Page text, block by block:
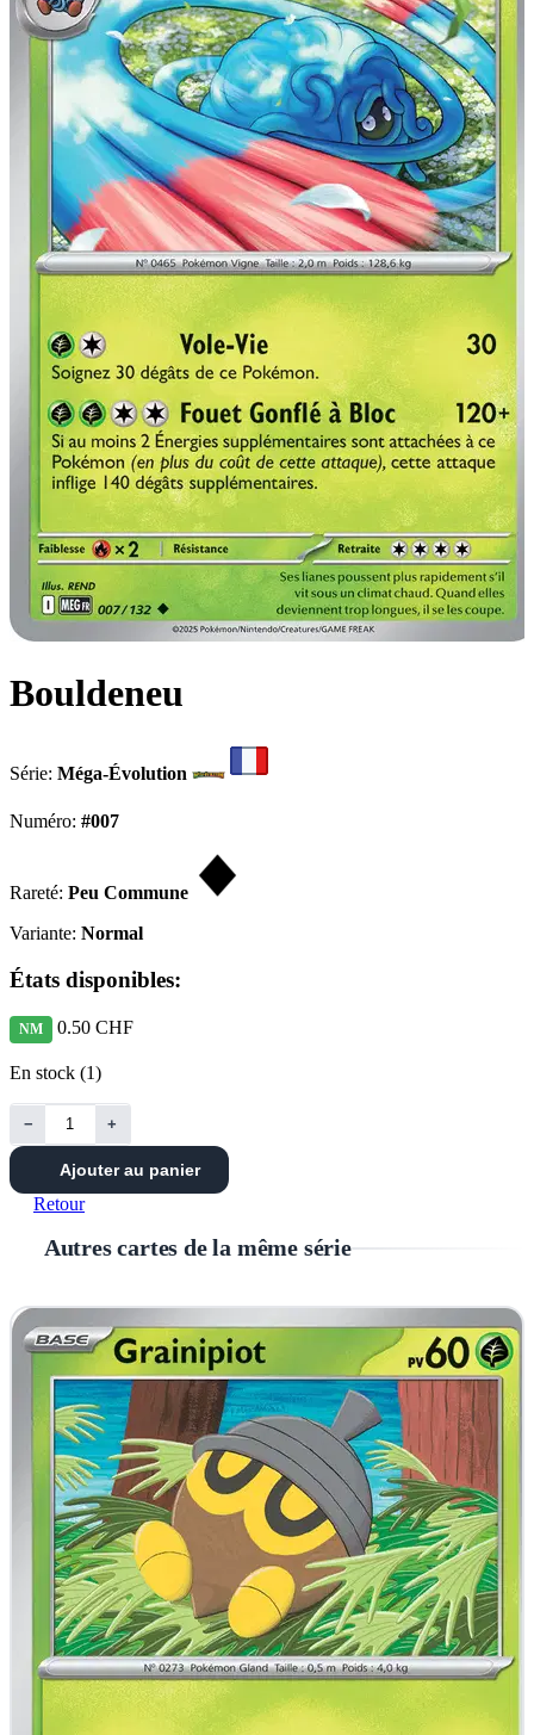
Bouldeneu
Série: Méga-Évolution
Numéro: #007
Rareté: Peu Commune
Variante: Normal
États disponibles:
NM 0.50 CHF
En stock (1)
− +
Ajouter au panier
Retour
Autres cartes de la même série